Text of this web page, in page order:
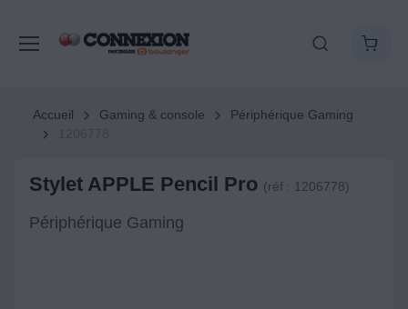
Accueil Gaming & console
Périphérique Gaming
Stylet APPLE Pencil Pro (réf : 1206778)
Périphérique Gaming